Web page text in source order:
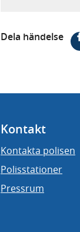
Dela händelse
Kontakt
Kontakta polisen
Polisstationer
Pressrum